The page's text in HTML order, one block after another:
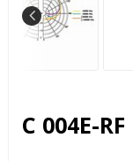
C 004E-RF